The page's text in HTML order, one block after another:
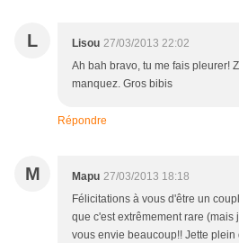
L Lisou 27/03/2013 22:02
Ah bah bravo, tu me fais pleurer!
manquez. Gros bibis
Répondre
M Mapu 27/03/2013 18:18
Félicitations à vous d'être un
que c'est extrêmement rare (mais
vous envie beaucoup!! Jette